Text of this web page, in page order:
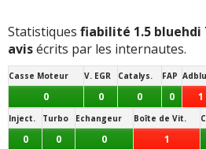
Statistiques fiabilité 1.5 bluehdi
avisécrits par les internautes.
Casse Moteur V. EGR Catalys. FAP
0 0 0 0 1
Inject. Turbo Echangeur Boîte de Vit.
0 0 0 1